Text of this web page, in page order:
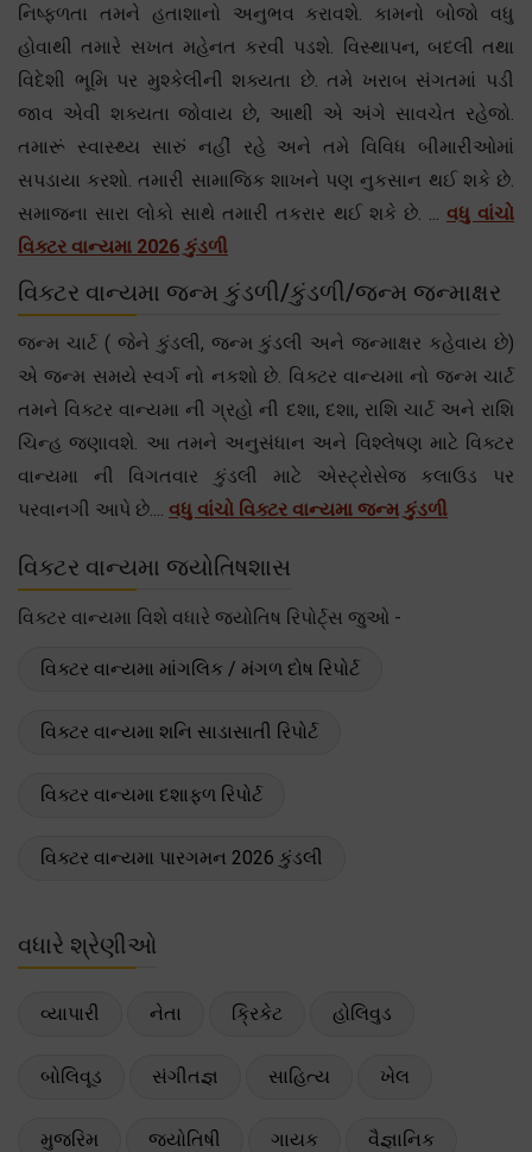
નિષ્ફળતા તમને હતાશાનો અનુભવ કરાવશે. કામનો બોજો વધુ
હોવાથી તમારે સખત મહેનત કરવી પડશે. વિસ્થાપન, બદલી તથા
વિદેશી ભૂમિ પર મુશ્કેલીની શક્યતા છે. તમે ખરાબ સંગતમાં પડી
જાવ એવી શક્યતા જોવાય છે, આથી એ અંગે સાવચેત રહેજો.
તમારૂં સ્વાસ્થ્ય સારું નહીં રહે અને તમે વિવિધ બીમારીઓમાં
સપડાયા કરશો. તમારી સામાજિક શાખને પણ નુકસાન થઈ શકે છે.
સમાજના સારા લોકો સાથે તમારી તકરાર થઈ શકે છે. ... વધુ વાંચો
વિક્ટર વાન્યમા 2026 કુંડળી
વિક્ટર વાન્યમા જન્મ કુંડળી/કુંડળી/જન્મ જન્માક્ષર
જન્મ ચાર્ટ ( જેને કુંડલી, જન્મ કુંડલી અને જન્માક્ષર કહેવાય છે)
એ જન્મ સમયે સ્વર્ગ નો નકશો છે. વિક્ટર વાન્યમા નો જન્મ ચાર્ટ
તમને વિક્ટર વાન્યમા ની ગ્રહો ની દશા, દશા, રાશિ ચાર્ટ અને રાશિ
ચિન્હ જણાવશે. આ તમને અનુસંધાન અને વિશ્લેષણ માટે વિક્ટર
વાન્યમા ની વિગતવાર કુંડલી માટે એસ્ટ્રોસેજ કલાઉડ પર
પરવાનગી આપે છે.... વધુ વાંચો વિક્ટર વાન્યમા જન્મ કુંડળી
વિક્ટર વાન્યમા જ્યોતિષશાસ
વિક્ટર વાન્યમા વિશે વધારે જ્યોતિષ રિપોર્ટ્સ જુઓ -
વિક્ટર વાન્યમા માંગલિક / મંગળ દોષ રિપોર્ટ
વિક્ટર વાન્યમા શનિ સાડાસાતી રિપોર્ટ
વિક્ટર વાન્યમા દશાફળ રિપોર્ટ
વિક્ટર વાન્યમા પારગમન 2026 કુંડલી
વધારે શ્રેણીઓ
વ્યાપારી નેતા ક્રિકેટ હોલિવુડ
બોલિવૂડ સંગીતજ્ઞ સાહિત્ય ખેલ
મુજરિમ જ્યોતિષી ગાયક વૈજ્ઞાનિક